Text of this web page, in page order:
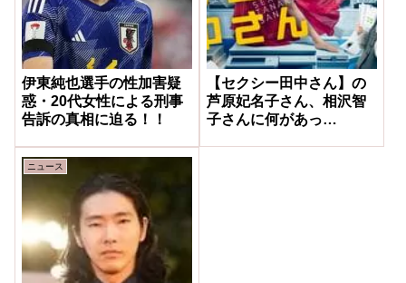
伊東純也選手の性加害疑
惑・20代女性による刑事
告訴の真相に迫る！！
【セクシー田中さん】の
芦原妃名子さん、相沢智
子さんに何があっ
ニュース